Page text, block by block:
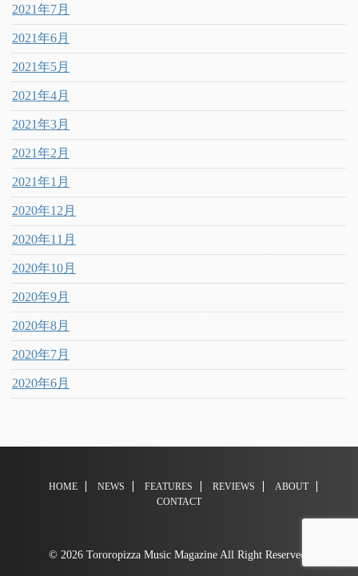
2021年7月
2021年6月
2021年5月
2021年4月
2021年3月
2021年2月
2021年1月
2020年12月
2020年11月
2020年10月
2020年9月
2020年8月
2020年7月
2020年6月
HOME NEWS FEATURES REVIEWS
ABOUT
CONTACT
© 2026 Tororopizza Music Magazine